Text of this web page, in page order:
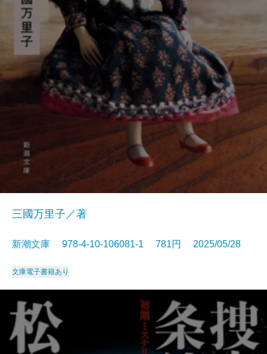
三國万里子／著
新潮文庫 978-4-10-106081-1 781円 2025/05/28
文庫電子書籍あり